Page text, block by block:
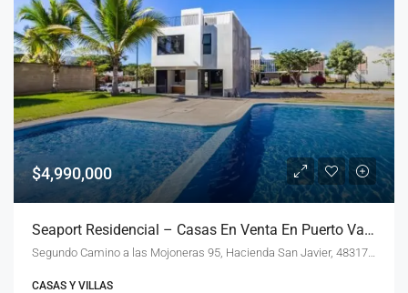
$4,990,000
Seaport Residencial – Casas En Venta En Puerto Vallarta
CASAS Y VILLAS